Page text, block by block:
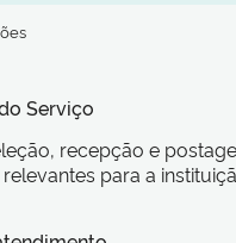
Serviço
recepção e
para a